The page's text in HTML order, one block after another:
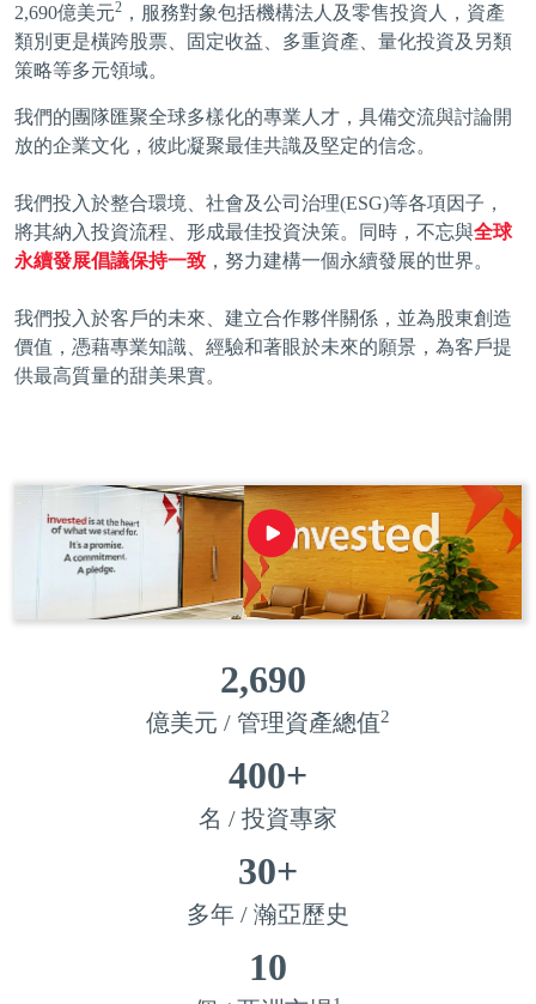
2,690億美元2 ，服務對象包括機構法人及零售投資人，資產
類別更是橫跨股票、固定收益、多重資產、量化投資及另類
策略等多元領域。
我們的團隊匯聚全球多樣化的專業人才，具備交流與討論開
放的企業文化，彼此凝聚最佳共識及堅定的信念。
我們投入於整合環境、社會及公司治理(ESG)等各項因子，
將其納入投資流程、形成最佳投資決策。同時，不忘與全球
永續發展倡議保持一致 ，努力建構一個永續發展的世界。
我們投入於客戶的未來、建立合作夥伴關係，並為股東創造
價值，憑藉專業知識、經驗和著眼於未來的願景，為客戶提
供最高質量的甜美果實。
2,690
億美元 / 管理資產總值2
400+
名 / 投資專家
30+
多年 / 瀚亞歷史
10